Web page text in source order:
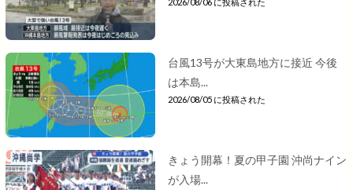
台風13号が大東島地方に接近 今後
は本島...
2026/08/05 に投稿された
きょう開幕！夏の甲子園 沖尚ナイン
が入場...